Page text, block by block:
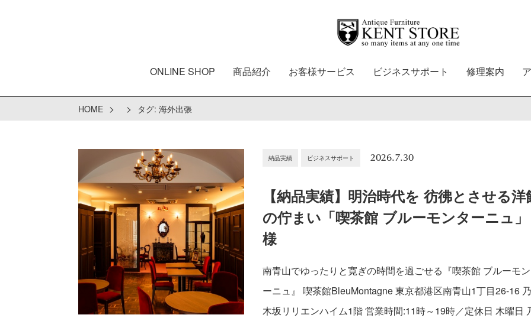
ONLINE SHOP 商品紹介 お客様サービス ビジネスサポート 修理案内
HOME > > タグ: 海外出張
納品実績 ビジネスサポート 2026.7.30
【納品実績】明治時代を 彷彿とさせる洋
の佇まい「喫茶館 ブルーモンターニュ」
様
南青山でゆったりと寛ぎの時間を過ごせる『喫茶館 ブルーモ
ーニュ』 喫茶館BleuMontagne 東京都港区南青山1丁目26-16 乃
木坂リリエンハイム1階 営業時間:11時～19時／定休日 木曜日